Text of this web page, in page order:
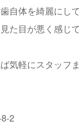
自体を綺麗にして
た目が悪く感じ
気軽にスタッフ
2